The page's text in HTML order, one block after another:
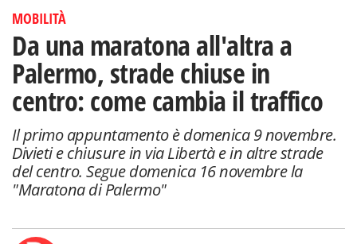
MOBILITÀ
Da una maratona all'altra a
Palermo, strade chiuse in
centro: come cambia il traffico
Il primo appuntamento è domenica 9 novembre.
Divieti e chiusure in via Libertà e in altre strade
del centro. Segue domenica 16 novembre la
"Maratona di Palermo"